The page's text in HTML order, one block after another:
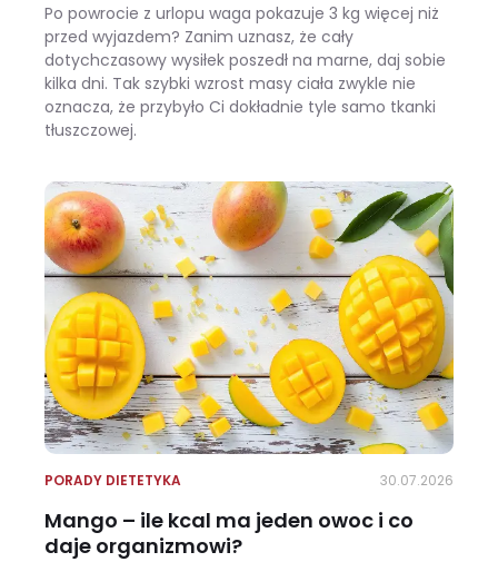
Po powrocie z urlopu waga pokazuje 3 kg więcej niż
przed wyjazdem? Zanim uznasz, że cały
dotychczasowy wysiłek poszedł na marne, daj sobie
kilka dni. Tak szybki wzrost masy ciała zwykle nie
oznacza, że przybyło Ci dokładnie tyle samo tkanki
tłuszczowej.
PORADY DIETETYKA 30.07.2026
Mango – ile kcal ma jeden owoc i co
daje organizmowi?